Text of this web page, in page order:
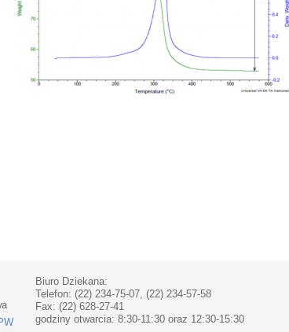
Biuro Dziekana:
Telefon: (22) 234-75-07, (22) 234-57-58
Fax: (22) 628-27-41
godziny otwarcia: 8:30-11:30 oraz 12:30-15:30